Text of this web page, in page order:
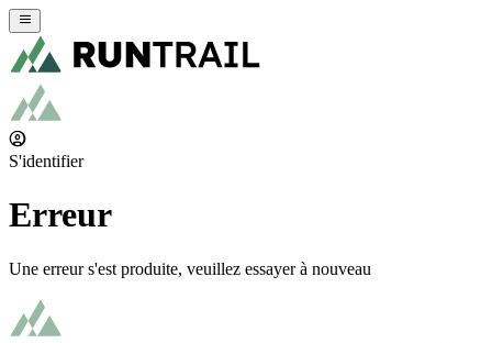
S'identifier
Erreur
Une erreur s'est produite, veuillez essayer à nouveau